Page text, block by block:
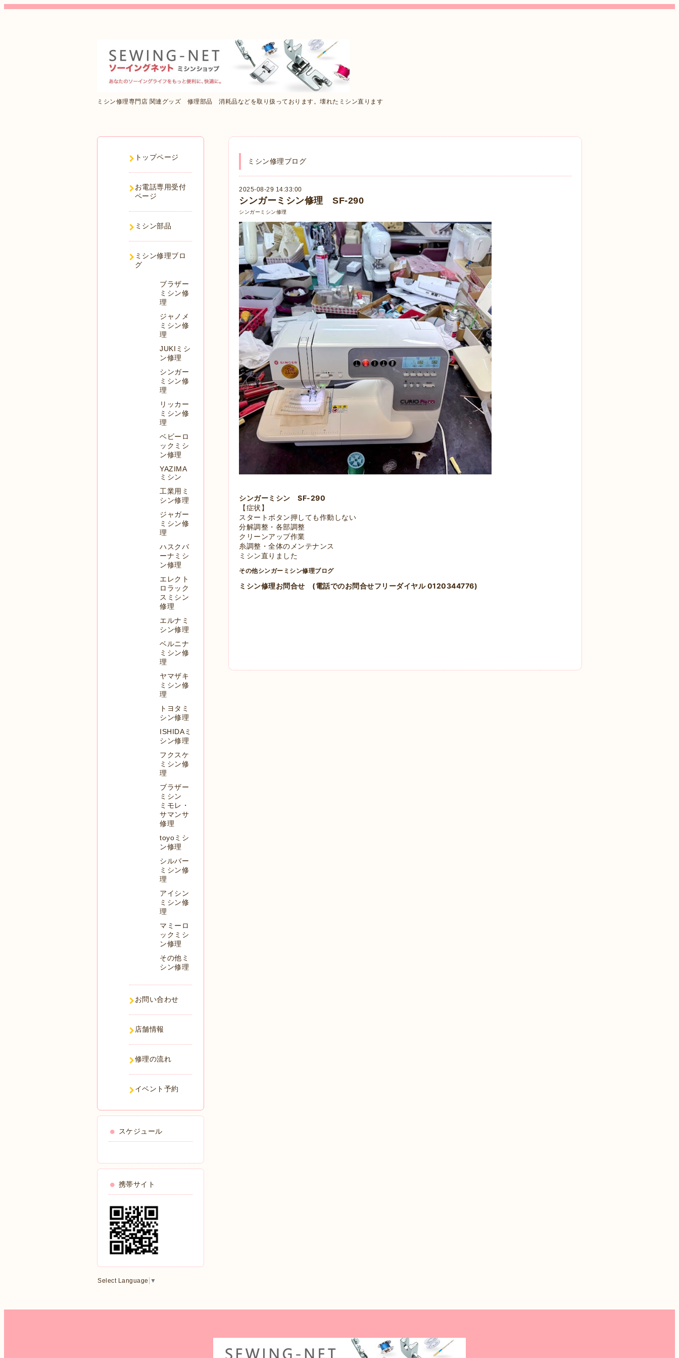
ミシン修理専門店 関連グッズ 修理部品 消耗品などを取り扱っております。壊れたミシン直ります
ミシン修理ブログ
2025-08-29 14:33:00
シンガーミシン修理 SF-290
シンガーミシン修理
シンガーミシン SF-290
【症状】
スタートボタン押しても作動しない
分解調整・各部調整
クリーンアップ作業
糸調整・全体のメンテナンス
ミシン直りました
その他シンガーミシン修理ブログ
ミシン修理お問合せ (電話でのお問合せフリーダイヤル 0120344776)
トップページ
お電話専用受付
ページ
ミシン部品
ミシン修理ブロ
グ
ブラザー
ミシン修
理
ジャノメ
ミシン修
理
JUKIミシ
ン修理
シンガー
ミシン修
理
リッカー
ミシン修
理
ベビーロ
ックミシ
ン修理
YAZIMA
ミシン
工業用ミ
シン修理
ジャガー
ミシン修
理
ハスクバ
ーナミシ
ン修理
エレクト
ロラック
スミシン
修理
エルナミ
シン修理
ベルニナ
ミシン修
理
ヤマザキ
ミシン修
理
トヨタミ
シン修理
ISHIDAミ
シン修理
フクスケ
ミシン修
理
ブラザー
ミシン
ミモレ・
サマンサ
修理
toyoミシ
ン修理
シルバー
ミシン修
理
アイシン
ミシン修
理
マミーロ
ックミシ
ン修理
その他ミ
シン修理
お問い合わせ
店舗情報
修理の流れ
イベント予約
スケジュール
携帯サイト
Select Language ▼